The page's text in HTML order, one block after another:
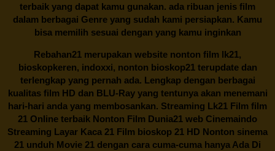
terbaik yang dapat kamu gunakan. ada ribuan jenis film
dalam berbagai Genre yang sudah kami persiapkan. Kamu
bisa memilih sesuai dengan yang kamu inginkan
Rebahan21 merupakan website nonton film lk21,
bioskopkeren, indoxxi, nonton bioskop21 terupdate dan
terlengkap yang pernah ada. Lengkap dengan berbagai
kualitas film HD dan BLU-Ray yang tentunya akan menemani
hari-hari anda yang membosankan. Streaming Lk21 Film film
21 Online terbaik Nonton Film Dunia21 web Cinemaindo
Streaming Layar Kaca 21 Film bioskop 21 HD Nonton sinema
21 unduh Movie 21 dengan cara cuma-cuma hanya Ada Di